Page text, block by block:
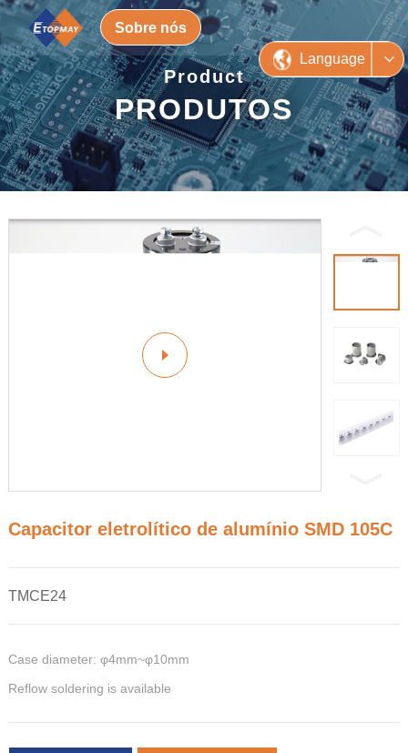
Sobre nós
Language
Product
PRODUTOS
Capacitor eletrolítico de alumínio SMD 105C
TMCE24
Case diameter: φ4mm~φ10mm
Reflow soldering is available